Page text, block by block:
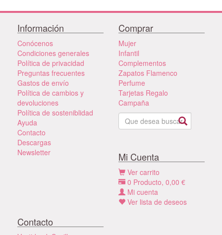
Información
Conócenos
Condiciones generales
Política de privacidad
Preguntas frecuentes
Gastos de envío
Política de cambios y
devoluciones
Política de sosteniblidad
Ayuda
Contacto
Descargas
Newsletter
Comprar
Mujer
Infantil
Complementos
Zapatos Flamenco
Perfume
Tarjetas Regalo
Campaña
Mi Cuenta
Ver carrito
0 Producto, 0,00 €
Mi cuenta
Ver lista de deseos
Contacto